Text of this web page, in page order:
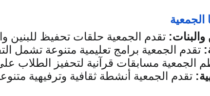
الجمعية
تقدم الجمعية حلقات تحفيظ للبنين
تقدم الجمعية برامج تعليمية متنوعة تشمل
الجمعية مسابقات قرآنية لتحفيز الطلاب
تقدم الجمعية أنشطة ثقافية وترفيهية